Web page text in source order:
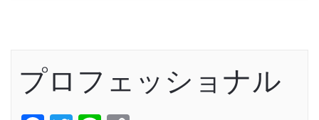
プロフェッショナル